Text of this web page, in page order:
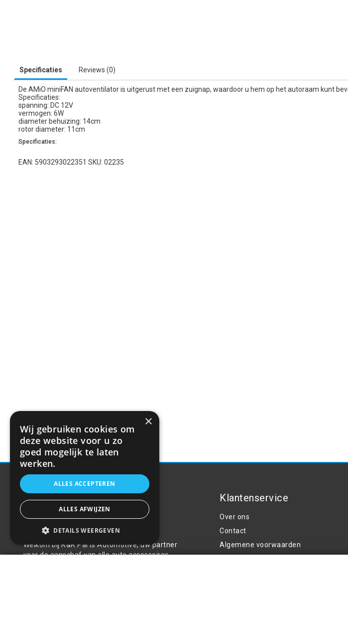
Specificaties Reviews (0)
De AMiO miniFAN autoventilator is uitgerust met een zuignap, waardoor u hem op het autoraam kunt
Specificaties:
spanning: DC 12V
vermogen: 6W
diameter behuizing: 14cm
rotor diameter: 11cm
Specificaties:
EAN: 5903293022351 SKU: 02235
Over ons
Welkom bij R&R Parts Automotive, uw partner
voor de aanschaf van alle auto accessoires.
Klantenservice
Over ons
Contact
Algemene voorwaarden
×
Wij gebruiken cookies om
deze website voor u zo
goed mogelijk te laten
werken.
ALLES ACCEPTEREN
ALLES AFWIJZEN
DETAILS WEERGEVEN